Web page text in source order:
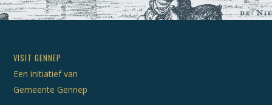
VISIT GENNEP
Een initiatief van
Gemeente Gennep